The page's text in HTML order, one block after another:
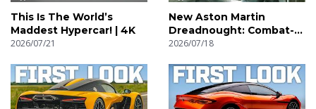
This Is The World’s
Maddest Hypercar! | 4K
2026/07/21
New Aston Martin
Dreadnought: Combat-
Ready V12 Supertruck! |
2026/07/18